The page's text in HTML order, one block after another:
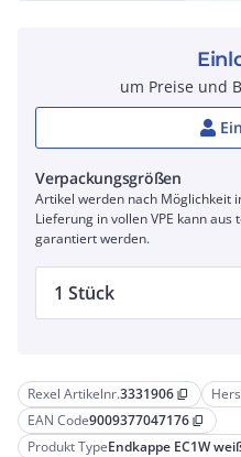
Rexel Artikelnr.3331906 content_copy
EAN Code9009377047176 content_copy
Produkt TypeEndkappe EC1W
um Preise und
Verpackungsgrößen
Artikel werden nach Möglichkeit
Lieferung in vollen VPE kann
garantiert werden.
1 Stück